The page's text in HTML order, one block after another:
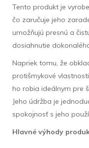
Tento produkt je
čo zaručuje jeho
umožňujú presnú a
dosiahnutie
Napriek tomu, že
protišmykové
ho robia ideálnym pre
Jeho údržba je
spokojnosť s jeho
Hlavné výhody